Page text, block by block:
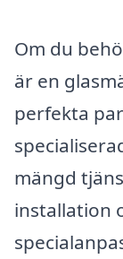
Om du
är en
perfekta
mängd
installation